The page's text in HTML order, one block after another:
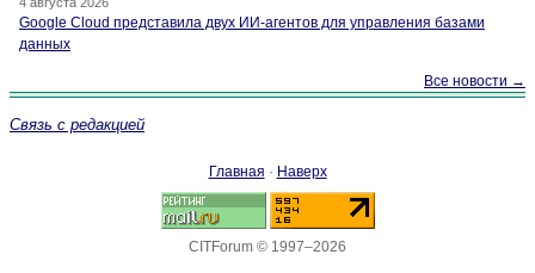
Google Cloud представила двух ИИ-агентов для управления базами
данных
Все новости →
Связь с редакцией
Главная · Наверх
CITForum © 1997–2026